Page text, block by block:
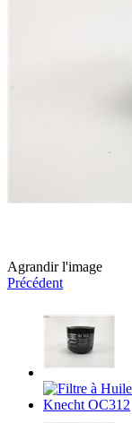
Agrandir l'image
Précédent